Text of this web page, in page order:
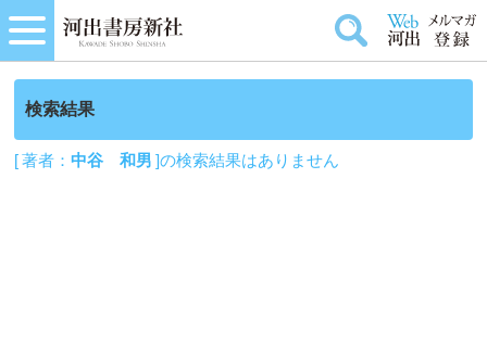
検索結果
[ 著者：中谷 和男 ]の検索結果はありません